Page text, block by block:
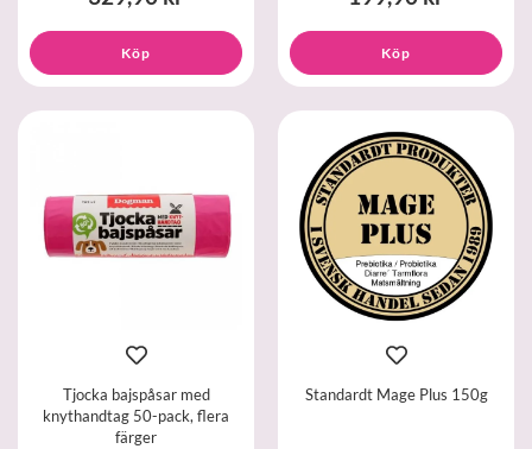
Köp Köp
Tjocka bajspåsar med
knythandtag 50-pack, flera
färger
Standardt Mage Plus 150g